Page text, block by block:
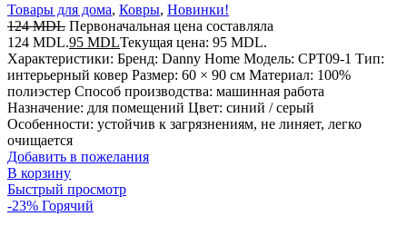
Товары для дома, Ковры, Новинки!
124MDL Первоначальная цена составляла
124 MDL.95 MDLТекущая цена: 95 MDL.
Характеристики: Бренд: Danny Home Модель: CPT09-1 Тип:
интерьерный ковер Размер: 60 × 90 см Материал: 100%
полиэстер Способ производства: машинная работа
Назначение: для помещений Цвет: синий / серый
Особенности: устойчив к загрязнениям, не линяет, легко
очищается
Добавить в пожелания
В корзину
Быстрый просмотр
-23% Горячий